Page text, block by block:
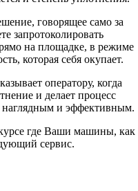
говорящее само за
запротоколировать
на площадке, в режиме
которая себя окупает.
оператору, когда
и делает процесс
наглядным и эффективным.
где Ваши машины, как
сервис.